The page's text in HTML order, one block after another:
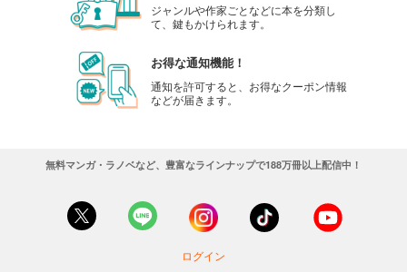
ジャンルや作家ごとなどに本を分類し
て、鍵もかけられます。
お得な通知機能！
通知を許可すると、お得なクーポン情報
などが届きます。
無料マンガ・ラノベなど、豊富なラインナップで188万冊以上配信中！
ログイン